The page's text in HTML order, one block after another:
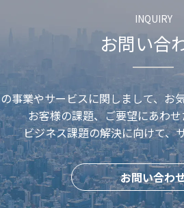
INQUIRY
お問い合
事業やサービスに関しまして、 お
お客様の課題、ご要望にあわせ
ビジネス課題の解決に向けて、
お問い合わ